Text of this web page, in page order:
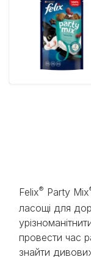
Felix® Party Mix
ласощі для
провести час
знайти